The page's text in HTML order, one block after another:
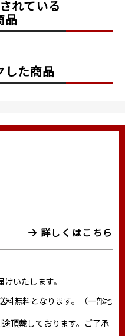
れている
品
した商品
詳しくはこちら
いたします。
料無料となります。（一部地
頂戴しております。ご了承